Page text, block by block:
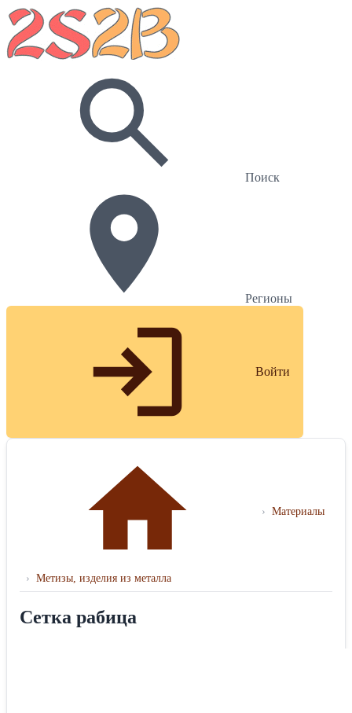
Поиск
Регионы
Войти
› Материалы
› Метизы, изделия из металла
Сетка рабица